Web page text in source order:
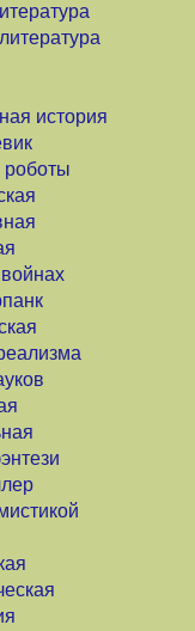
история
роботы